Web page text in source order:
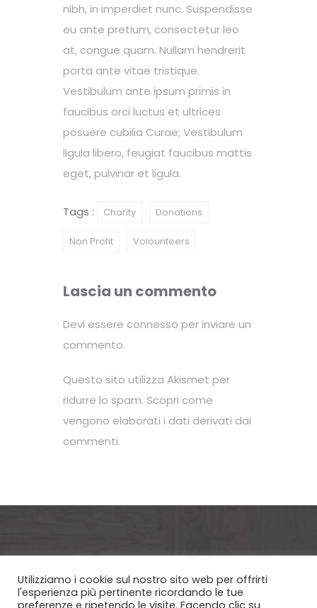
nibh, in imperdiet nunc. Suspendisse
eu ante pretium, consectetur leo
at, congue quam. Nullam hendrerit
porta ante vitae tristique.
Vestibulum ante ipsum primis in
faucibus orci luctus et ultrices
posuere cubilia Curae; Vestibulum
ligula libero, feugiat faucibus mattis
eget, pulvinar et ligula.
Tags : Charity Donations
Non Profit Volounteers
Lascia un commento
Devi essere connesso per inviare un
commento.
Questo sito utilizza Akismet per
ridurre lo spam. Scopri come
vengono elaborati i dati derivati dai
commenti.
Via Etica ETS - Via Cremona 3 Brescia
Utilizziamo i cookie sul nostro sito web per offrirti
l'esperienza più pertinente ricordando le tue
preferenze e ripetendo le visite. Facendo clic su